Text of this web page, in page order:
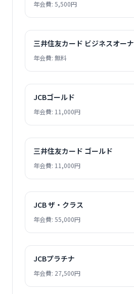
年会費: 5,500円
三井住友カード ビジネスオー
年会費: 無料
JCBゴールド
年会費: 11,000円
三井住友カード ゴールド
年会費: 11,000円
JCB ザ・クラス
年会費: 55,000円
JCBプラチナ
年会費: 27,500円